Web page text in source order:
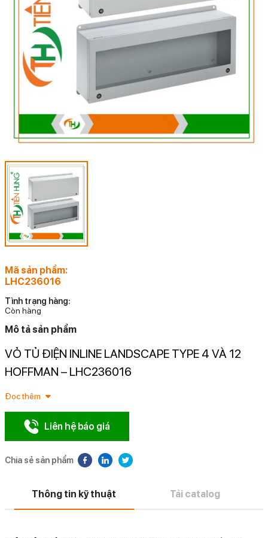
Mã sản phẩm:
LHC236016
Tình trạng hàng:
Còn hàng
Mô tả sản phẩm
VỎ TỦ ĐIỆN INLINE LANDSCAPE TYPE 4 VÀ 12
HOFFMAN – LHC236016
Đọc thêm
Liên hệ báo giá
Chia sẻ sản phẩm
Thông tin kỹ thuật Tải catalog